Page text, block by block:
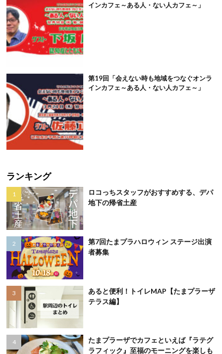
インカフェ～ある人・ない人カフェ～」
第19回「会えない時も地域をつなぐオンラ
インカフェ～ある人・ない人カフェ～」
ランキング
ロコっちスタッフがおすすめする、デパ
地下の帰省土産
第7回たまプラハロウィン ステージ出演
者募集
あると便利！トイレMAP【たまプラーザ
テラス編】
たまプラーザでカフェといえば『ラテグ
ラフィック』至福のモーニングを楽しも